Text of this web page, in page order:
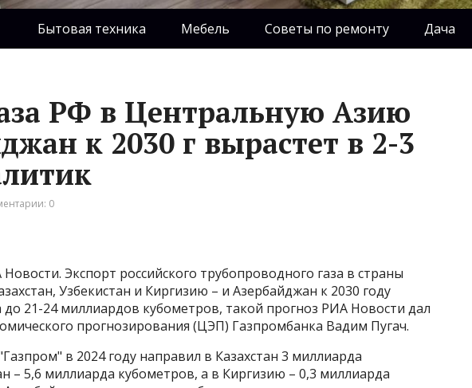
Бытовая техника Мебель Советы по ремонту Дача
РФ в Центральную Азию
к 2030 г вырастет в 2-3
0
Экспорт российского трубопроводного газа в страны
Узбекистан и Киргизию – и Азербайджан к 2030 году
до 21-24 миллиардов кубометров, такой прогноз РИА Новости дал
прогнозирования (ЦЭП) Газпромбанка Вадим Пугач.
в 2024 году направил в Казахстан 3 миллиарда
– 5,6 миллиарда кубометров, а в Киргизию – 0,3 миллиарда